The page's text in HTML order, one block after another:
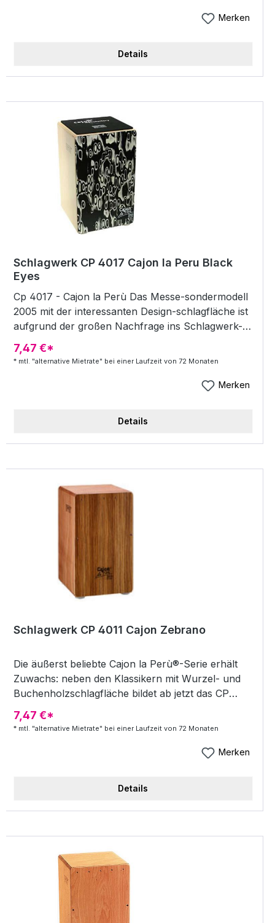
Highlights: Schlagfläche: Buche Korpus: 8 Lagen
fetter Bass und prägnanter Snare Sound
Merken
Details
Schlagwerk CP 4017 Cajon la Peru Black
Eyes
Cp 4017 - Cajon la Perù Das Messe-sondermodell
2005 mit der interessanten Design-schlagfläche ist
aufgrund der großen Nachfrage ins Schlagwerk-
programm aufgenommen worden. Neben
optischen Reizen besticht der an die erfolgreiche
Bassanteil und substantiellen Mitten. Highlights:
Tiefe: 30 cm Sound: trockener Bass, substantielle
Birkenholz Schlagfläche Korpus Erlenholz für
Höhe: 50 cm, Breite: 30 cm, Tiefe: 30 cm
7,47 €*
* mtl. "alternative Mietrate" bei einer Laufzeit von 72 Monaten
Merken
Details
Schlagwerk CP 4011 Cajon Zebrano
Die äußerst beliebte Cajon la Perù®-Serie erhält
Zuwachs: neben den Klassikern mit Wurzel- und
Buchenholzschlagfläche bildet ab jetzt das CP
4011 die goldene Mitte. Die besondere Zebrano-
Schlagfläche verleiht diesem Instrument einen
Obertöne Die besondere Zebrano-Schlagfläche
ausgewogene Obertöne Das Allrounder-Cajon
7,47 €*
* mtl. "alternative Mietrate" bei einer Laufzeit von 72 Monaten
Merken
Details